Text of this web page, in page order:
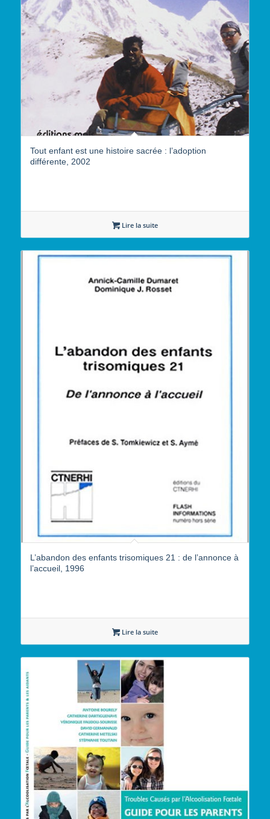
Tout enfant est une histoire sacrée : l’adoption
différente, 2002
Lire la suite
L’abandon des enfants trisomiques 21 : de l’annonce à
l’accueil, 1996
Lire la suite